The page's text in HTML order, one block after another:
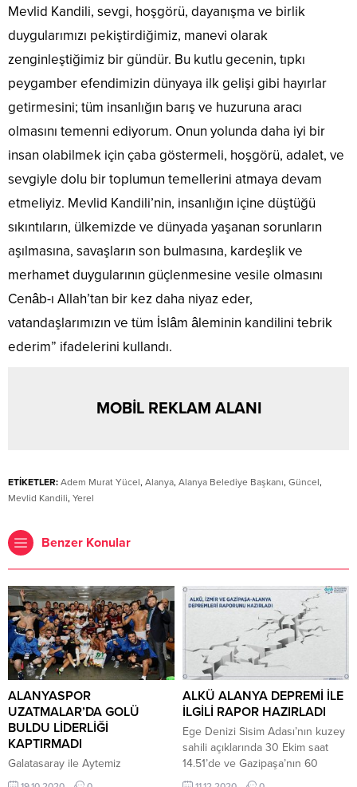
Mevlid Kandili, sevgi, hoşgörü, dayanışma ve birlik
duygularımızı pekiştirdiğimiz, manevi olarak
zenginleştiğimiz bir gündür. Bu kutlu gecenin, tıpkı
peygamber efendimizin dünyaya ilk gelişi gibi hayırlar
getirmesini; tüm insanlığın barış ve huzuruna aracı
olmasını temenni ediyorum. Onun yolunda daha iyi bir
insan olabilmek için çaba göstermeli, hoşgörü, adalet, ve
sevgiyle dolu bir toplumun temellerini atmaya devam
etmeliyiz. Mevlid Kandili’nin, insanlığın içine düştüğü
sıkıntıların, ülkemizde ve dünyada yaşanan sorunların
aşılmasına, savaşların son bulmasına, kardeşlik ve
merhamet duygularının güçlenmesine vesile olmasını
Cenâb-ı Allah’tan bir kez daha niyaz eder,
vatandaşlarımızın ve tüm İslâm âleminin kandilini tebrik
ederim” ifadelerini kullandı.
MOBİL REKLAM ALANI
ETİKETLER: Adem Murat Yücel, Alanya, Alanya Belediye Başkanı, Güncel,
Mevlid Kandili, Yerel
Benzer Konular
ALANYASPOR
UZATMALAR’DA GOLÜ
BULDU LİDERLİĞİ
KAPTIRMADI
Galatasaray ile Aytemiz
Alanyaspor, Türk Telekom
ALKÜ ALANYA DEPREMİ İLE
İLGİLİ RAPOR HAZIRLADI
Ege Denizi Sisim Adası’nın kuzey
sahili açıklarında 30 Ekim saat
14.51’de ve Gazipaşa’nın 60
kilometre güneybatısı açıklarında